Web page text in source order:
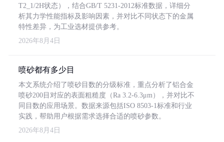
T2_1/2H状态），结合GB/T 5231-2012标准数据，详细分
析其力学性能指标及影响因素，并对比不同状态下的金属
特性差异，为工业选材提供参考。
2026年8月4日
喷砂都有多少目
本文系统介绍了喷砂目数的分级标准，重点分析了铝合金
喷砂200目对应的表面粗糙度（Ra 3.2-6.3μm），并对比不
同目数的应用场景。数据来源包括ISO 8503-1标准和行业
实践，帮助用户根据需求选择合适的喷砂参数。
2026年8月4日